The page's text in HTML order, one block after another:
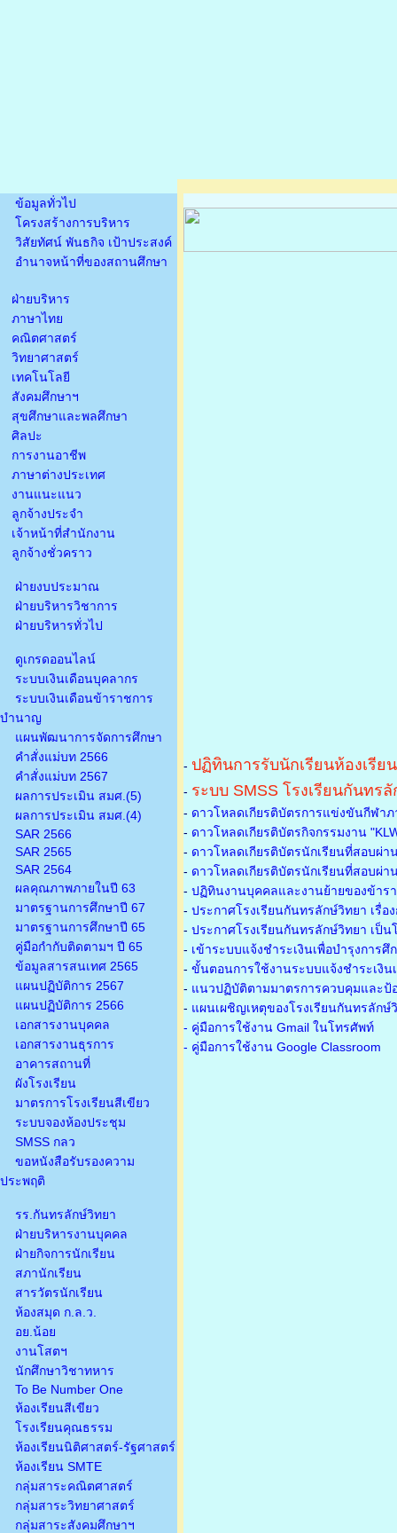
ข้อมูลทั่วไป
โครงสร้างการบริหาร
วิสัยทัศน์ พันธกิจ เป้าประสงค์
อำนาจหน้าที่ของสถานศึกษา
ฝ่ายบริหาร
ภาษาไทย
คณิตศาสตร์
วิทยาศาสตร์
เทคโนโลยี
สังคมศึกษาฯ
สุขศึกษาและพลศึกษา
ศิลปะ
การงานอาชีพ
ภาษาต่างประเทศ
งานแนะแนว
ลูกจ้างประจำ
เจ้าหน้าที่สำนักงาน
ลูกจ้างชั่วคราว
ฝ่ายงบประมาณ
ฝ่ายบริหารวิชาการ
ฝ่ายบริหารทั่วไป
ดูเกรดออนไลน์
ระบบเงินเดือนบุคลากร
ระบบเงินเดือนข้าราชการ
บำนาญ
แผนพัฒนาการจัดการศึกษา
คำสั่งแม่บท 2566
คำสั่งแม่บท 2567
ผลการประเมิน สมศ.(5)
ผลการประเมิน สมศ.(4)
SAR 2566
SAR 2565
SAR 2564
ผลคุณภาพภายในปี 63
มาตรฐานการศึกษาปี 67
มาตรฐานการศึกษาปี 65
คู่มือกำกับติดตามฯ ปี 65
ข้อมูลสารสนเทศ 2565
แผนปฏิบัติการ 2567
แผนปฏิบัติการ 2566
เอกสารงานบุคคล
เอกสารงานธุรการ
อาคารสถานที่
ผังโรงเรียน
มาตรการโรงเรียนสีเขียว
ระบบจองห้องประชุม
SMSS กลว
ขอหนังสือรับรองความ
ประพฤติ
รร.กันทรลักษ์วิทยา
ฝ่ายบริหารงานบุคคล
ฝ่ายกิจการนักเรียน
สภานักเรียน
สารวัตรนักเรียน
ห้องสมุด ก.ล.ว.
อย.น้อย
งานโสตฯ
นักศึกษาวิชาทหาร
To Be Number One
ห้องเรียนสีเขียว
โรงเรียนคุณธรรม
ห้องเรียนนิติศาสตร์-รัฐศาสตร์
ห้องเรียน SMTE
กลุ่มสาระคณิตศาสตร์
กลุ่มสาระวิทยาศาสตร์
กลุ่มสาระสังคมศึกษาฯ
- ปฏิทินการรับนักเรียนห้องเรีย
- ระบบ SMSS โรงเรียนกันทร
- ดาวโหลดเกียรติบัตรการแข่งขันกีฬา
- ดาวโหลดเกียรติบัตรกิจกรรมงาน
- ดาวโหลดเกียรติบัตรนักเรียนที่สอบผ่
- ดาวโหลดเกียรติบัตรนักเรียนที่สอบผ่
- ปฏิทินงานบุคคลและงานย้ายของข้าร
- ประกาศโรงเรียนกันทรลักษ์วิทยา เรื่
- ประกาศโรงเรียนกันทรลักษ์วิทยา เป็
- เข้าระบบแจ้งชำระเงินเพื่อบำรุงการศึ
- ขั้นตอนการใช้งานระบบแจ้งชำระเงิน
- แนวปฏิบัติตามมาตรการควบคุมและป้
- แผนเผชิญเหตุของโรงเรียนกันทรลัก
- คู่มือการใช้งาน Gmail ในโทรศัพท์
- คู่มือการใช้งาน Google Classroom